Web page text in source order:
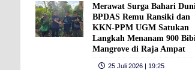
Merawat Surga Bahari
BPDAS Remu Ransiki dan
KKN-PPM UGM Satukan
Langkah Menanam 900
Mangrove di Raja Ampat
25 Juli 2026 | 19:25